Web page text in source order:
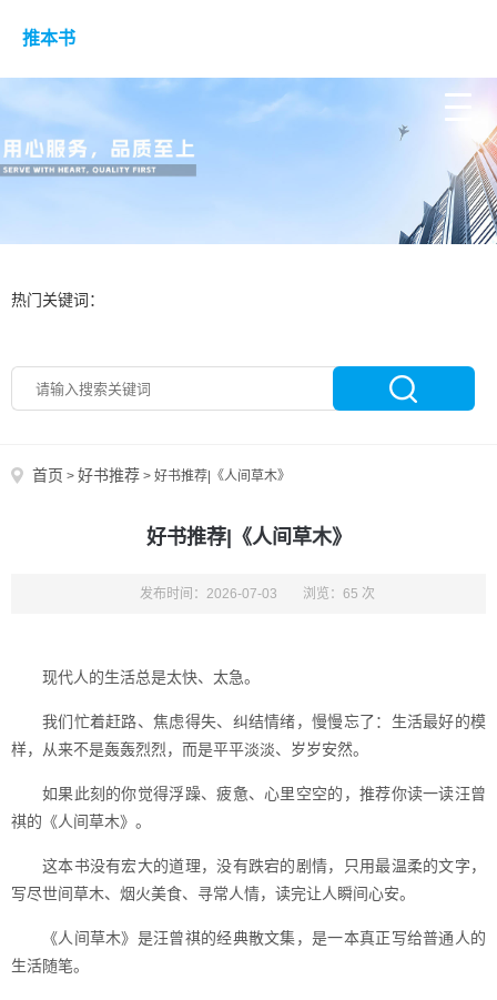
推本书
热门关键词：
首页 > 好书推荐 > 好书推荐|《人间草木》
好书推荐|《人间草木》
发布时间：2026-07-03 浏览：65 次
现代人的生活总是太快、太急。
我们忙着赶路、焦虑得失、纠结情绪，慢慢忘了：生活最好的模
样，从来不是轰轰烈烈，而是平平淡淡、岁岁安然。
如果此刻的你觉得浮躁、疲惫、心里空空的，推荐你读一读汪曾
祺的《人间草木》。
这本书没有宏大的道理，没有跌宕的剧情，只用最温柔的文字，
写尽世间草木、烟火美食、寻常人情，读完让人瞬间心安。
《人间草木》是汪曾祺的经典散文集，是一本真正写给普通人的
生活随笔。